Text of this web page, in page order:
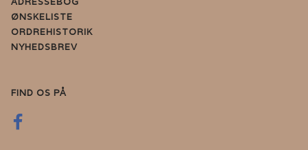
ØNSKELISTE
ORDREHISTORIK
NYHEDSBREV
FIND OS PÅ